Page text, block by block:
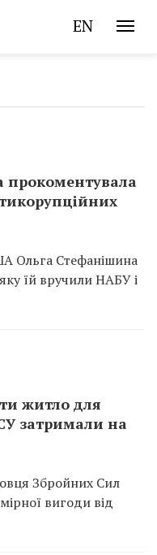
EN
прокоментувала
Ольга Стефанішина
їй вручили НАБУ і
житло для
затримали на
Збройних Сил
вигоди від